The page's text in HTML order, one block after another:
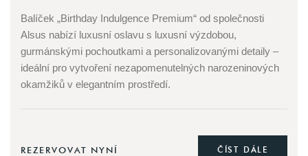
Balíček „Birthday Indulgence Premium“ od společnosti
Alsus nabízí luxusní oslavu s luxusní výzdobou,
gurmánskými pochoutkami a personalizovanými detaily –
ideální pro vytvoření nezapomenutelných narozeninových
okamžiků v elegantním prostředí.
REZERVOVAT NYNÍ ČÍST DÁLE